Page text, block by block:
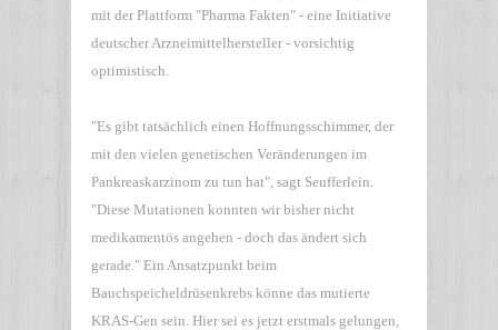
mit der Plattform "Pharma Fakten" - eine Initiative
deutscher Arzneimittelhersteller - vorsichtig
optimistisch.
"Es gibt tatsächlich einen Hoffnungsschimmer, der
mit den vielen genetischen Veränderungen im
Pankreaskarzinom zu tun hat", sagt Seufferlein.
"Diese Mutationen konnten wir bisher nicht
medikamentös angehen - doch das ändert sich
gerade." Ein Ansatzpunkt beim
Bauchspeicheldrüsenkrebs könne das mutierte
KRAS-Gen sein. Hier sei es jetzt erstmals gelungen,